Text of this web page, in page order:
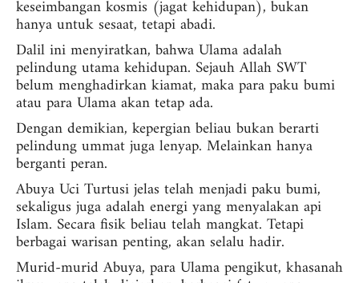
keseimbangan kosmis (jagat kehidupan), bukan
hanya untuk sesaat, tetapi abadi.
Dalil ini menyiratkan, bahwa Ulama adalah
pelindung utama kehidupan. Sejauh Allah SWT
belum menghadirkan kiamat, maka para paku bumi
atau para Ulama akan tetap ada.
Dengan demikian, kepergian beliau bukan berarti
pelindung ummat juga lenyap. Melainkan hanya
berganti peran.
Abuya Uci Turtusi jelas telah menjadi paku bumi,
sekaligus juga adalah energi yang menyalakan api
Islam. Secara fisik beliau telah mangkat. Tetapi
berbagai warisan penting, akan selalu hadir.
Murid-murid Abuya, para Ulama pengikut, khasanah